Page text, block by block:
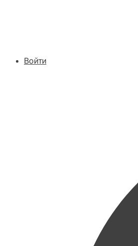
Войти